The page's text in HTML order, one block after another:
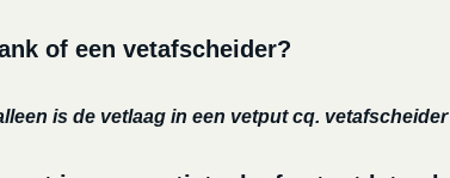
of een vetafscheider?
is de vetlaag in een vetput cq.